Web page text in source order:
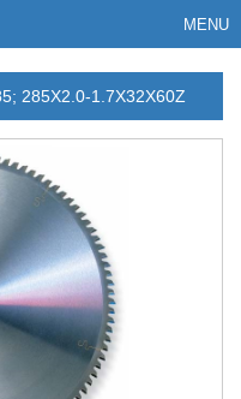
MENU
285X2.0-1.7X32X60Z